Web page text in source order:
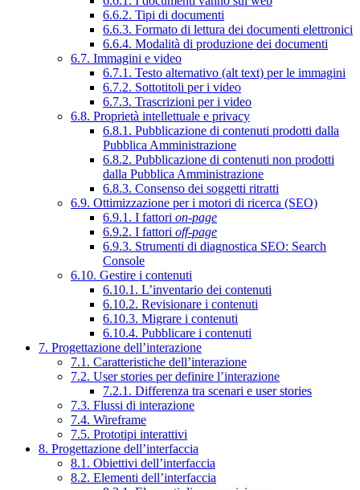
6.6.2. Tipi di documenti
6.6.3. Formato di lettura dei documenti elettronici
6.6.4. Modalità di produzione dei documenti
6.7. Immagini e video
6.7.1. Testo alternativo (alt text) per le immagini
6.7.2. Sottotitoli per i video
6.7.3. Trascrizioni per i video
6.8. Proprietà intellettuale e privacy
6.8.1. Pubblicazione di contenuti prodotti dalla
Pubblica Amministrazione
6.8.2. Pubblicazione di contenuti non prodotti
dalla Pubblica Amministrazione
6.8.3. Consenso dei soggetti ritratti
6.9. Ottimizzazione per i motori di ricerca (SEO)
6.9.1. I fattori on-page
6.9.2. I fattori off-page
6.9.3. Strumenti di diagnostica SEO: Search
Console
6.10. Gestire i contenuti
6.10.1. L’inventario dei contenuti
6.10.2. Revisionare i contenuti
6.10.3. Migrare i contenuti
6.10.4. Pubblicare i contenuti
7. Progettazione dell’interazione
7.1. Caratteristiche dell’interazione
7.2. User stories per definire l’interazione
7.2.1. Differenza tra scenari e user stories
7.3. Flussi di interazione
7.4. Wireframe
7.5. Prototipi interattivi
8. Progettazione dell’interfaccia
8.1. Obiettivi dell’interfaccia
8.2. Elementi dell’interfaccia